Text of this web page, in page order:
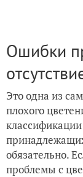
Ошибки
Это одна из
плохого
классификации
обязательно.
проблемы с